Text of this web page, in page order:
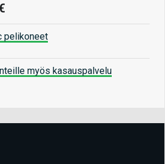
pelikoneet
myös kasauspalvelu